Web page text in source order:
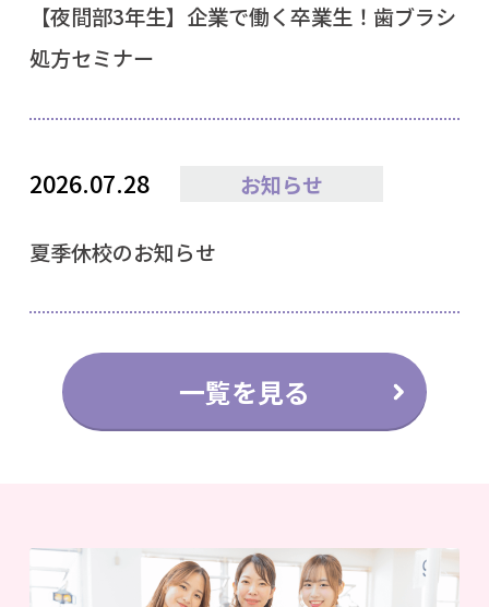
【夜間部3年生】企業で働く卒業生！歯ブラシ
処方セミナー
2026.07.28 お知らせ
夏季休校のお知らせ
一覧を見る